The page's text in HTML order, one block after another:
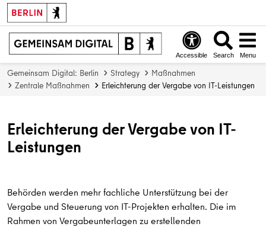
Accessible Search Menu
Gemeinsam Digital: Berlin Strategy
Maßnahmen
Zentrale Maßnahmen
Erleichterung der Vergabe von IT-Leistungen
Erleichterung der Vergabe von IT-
Leistungen
Behörden werden mehr fachliche Unterstützung bei der
Vergabe und Steuerung von IT-Projekten erhalten. Die im
Rahmen von Vergabeunterlagen zu erstellenden